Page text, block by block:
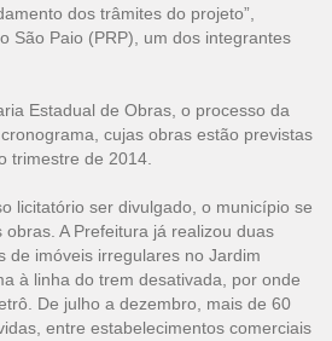
dos trâmites do projeto”,
São Paio (PRP), um dos integrantes
Estadual de Obras, o processo da
cujas obras estão previstas
trimestre de 2014.
licitatório ser divulgado, o município se
A Prefeitura já realizou duas
de imóveis irregulares no Jardim
à linha do trem desativada, por onde
De julho a dezembro, mais de 60
entre estabelecimentos comerciais